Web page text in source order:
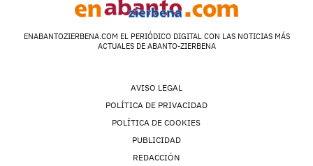
ENABANTOZIERBENA.COM EL PERIÓDICO DIGITAL CON LAS NOTICIAS MÁS
ACTUALES DE ABANTO-ZIERBENA
AVISO LEGAL
POLÍTICA DE PRIVACIDAD
POLÍTICA DE COOKIES
PUBLICIDAD
REDACCIÓN